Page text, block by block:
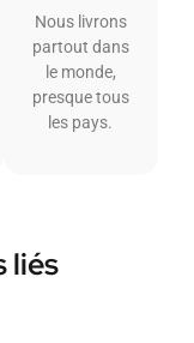
Nous livrons
partout dans
le monde,
presque tous
les pays.
liés